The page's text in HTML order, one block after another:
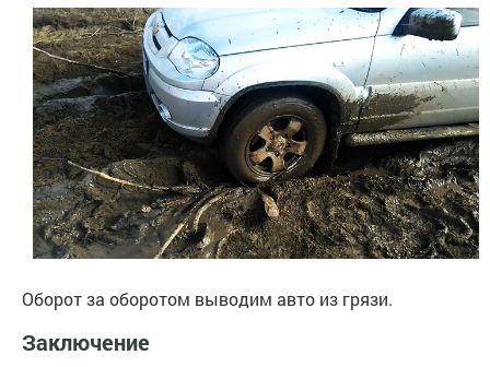
Оборот за оборотом выводим авто из грязи.
Заключение